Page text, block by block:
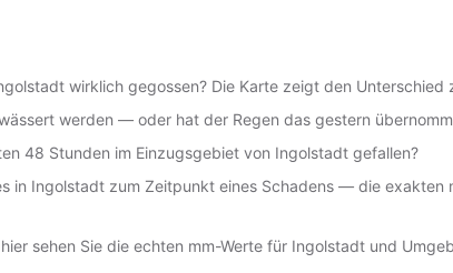
wirklich gegossen? Die Karte zeigt den Unterschied
werden — oder hat der Regen das gestern
48 Stunden im Einzugsgebiet von Ingolstadt gefallen?
in Ingolstadt zum Zeitpunkt eines Schadens — die exakten
sehen Sie die echten mm-Werte für Ingolstadt und